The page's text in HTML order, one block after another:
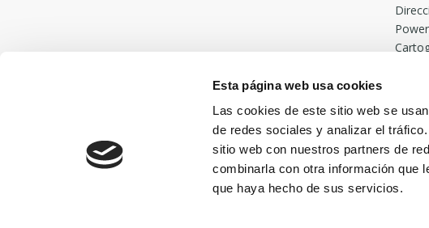
Esta página web usa cookies
Las cookies de este sitio web se
de redes sociales y analizar el
sitio web con nuestros partners de
combinarla con otra información que
que haya hecho de sus servicios.
Pack